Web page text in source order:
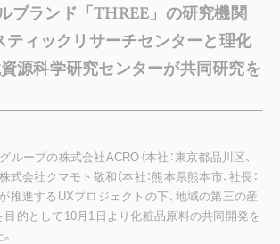
ブランド「THREE」の研究機関
ティックリサーチセンターと理化
源科学研究センターが共同研究を
ループの株式会社ACRO（本社：東京都品川区、
式会社クマモト敬和（本社：熊本県熊本市、社長：
推進するUXプロジェクトの下、地域の第三の産
的として10月1日より化粧品原料の共同開発を